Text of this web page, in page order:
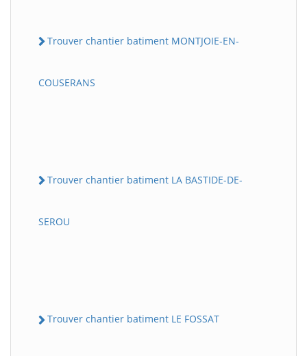
Trouver chantier batiment MONTJOIE-EN-
COUSERANS
Trouver chantier batiment LA BASTIDE-DE-
SEROU
Trouver chantier batiment LE FOSSAT